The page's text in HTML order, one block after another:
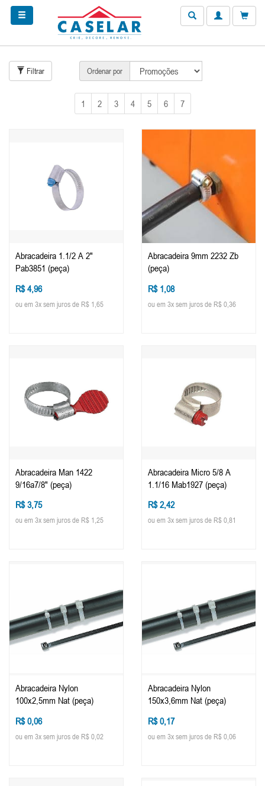
Filtrar Ordenar por
1 2 3 4 5 6 7
Abracadeira 1.1/2 A 2"
Pab3851 (peça)
R$ 4,96
ou em 3x sem juros de R$ 1,65
Abracadeira 9mm 2232 Zb
(peça)
R$ 1,08
ou em 3x sem juros de R$ 0,36
Abracadeira Man 1422
9/16a7/8" (peça)
R$ 3,75
ou em 3x sem juros de R$ 1,25
Abracadeira Micro 5/8 A
1.1/16 Mab1927 (peça)
R$ 2,42
ou em 3x sem juros de R$ 0,81
Abracadeira Nylon
100x2,5mm Nat (peça)
R$ 0,06
ou em 3x sem juros de R$ 0,02
Abracadeira Nylon
150x3,6mm Nat (peça)
R$ 0,17
ou em 3x sem juros de R$ 0,06